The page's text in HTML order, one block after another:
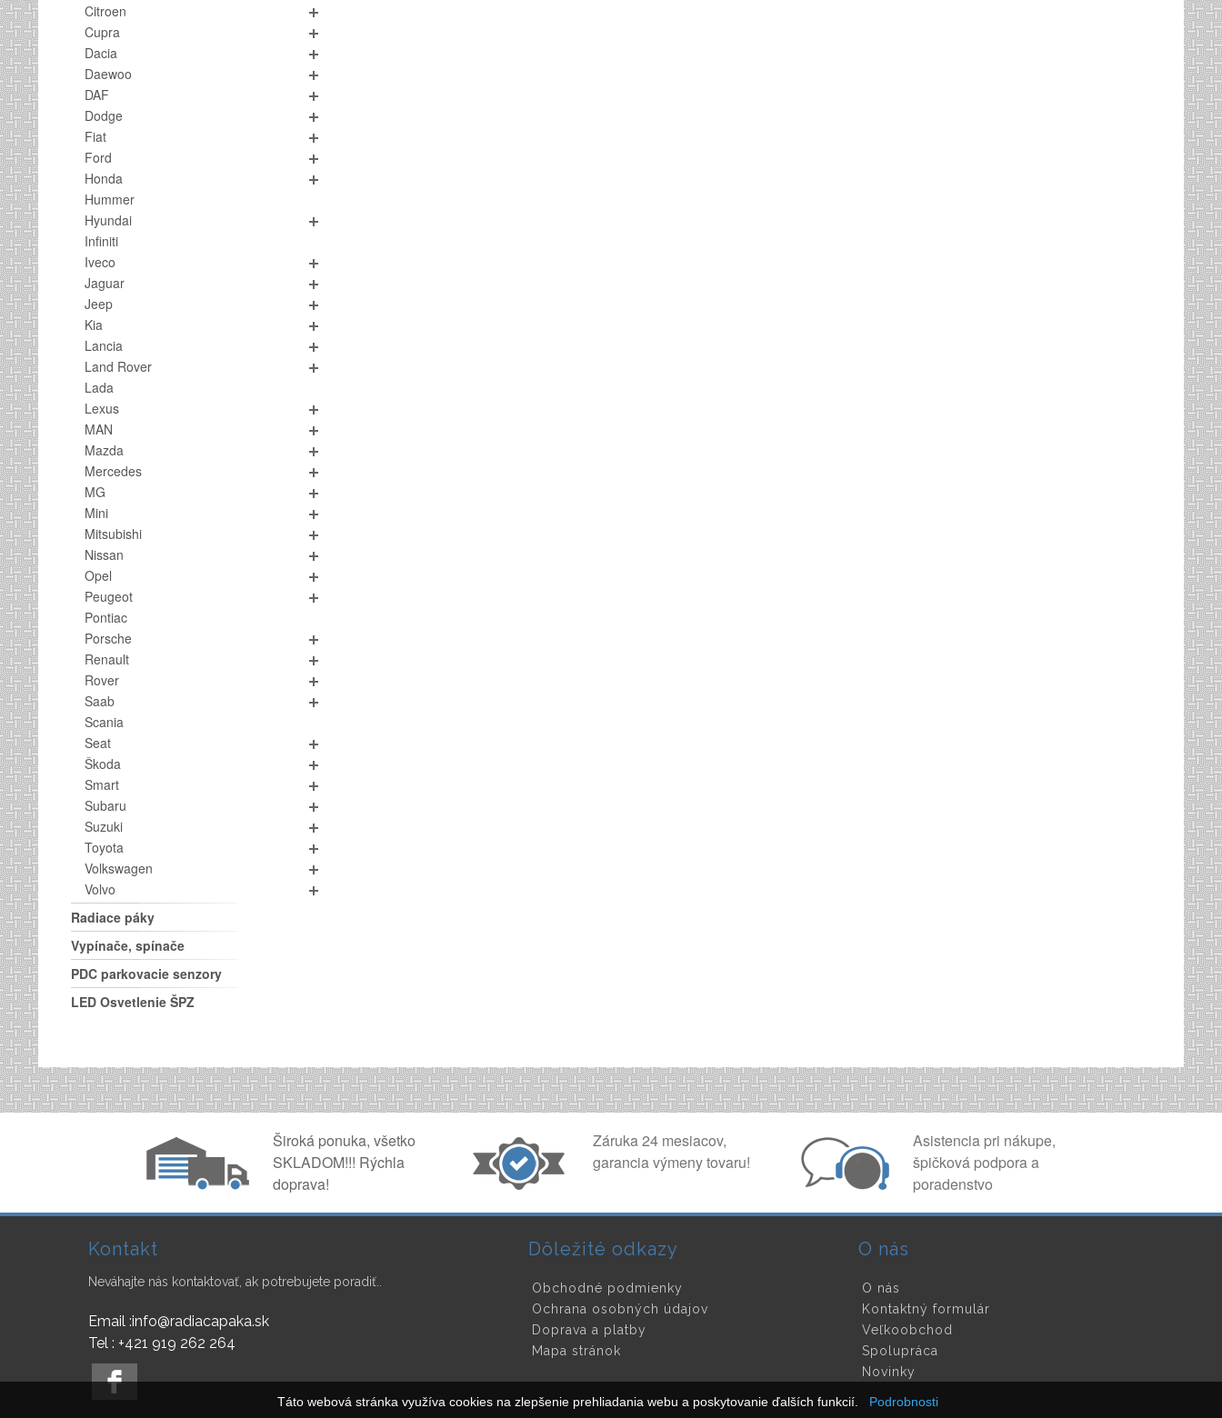
Citroen
Cupra
Dacia
Daewoo
DAF
Dodge
Fiat
Ford
Honda
Hummer
Hyundai
Infiniti
Iveco
Jaguar
Jeep
Kia
Lancia
Land Rover
Lada
Lexus
MAN
Mazda
Mercedes
MG
Mini
Mitsubishi
Nissan
Opel
Peugeot
Pontiac
Porsche
Renault
Rover
Saab
Scania
Seat
Škoda
Smart
Subaru
Suzuki
Toyota
Volkswagen
Volvo
Radiace páky
Vypínače, spínače
PDC parkovacie senzory
LED Osvetlenie ŠPZ
Široká ponuka, všetko
SKLADOM!!! Rýchla
doprava!
Záruka 24 mesiacov,
garancia výmeny tovaru!
Asistencia pri nákupe,
špičková podpora a
poradenstvo
O nás
O nás
Kontaktný formulár
Veľkoobchod
Spolupráca
Novinky
Dôležité odkazy
Obchodné podmienky
Ochrana osobných údajov
Doprava a platby
Mapa stránok
Kontakt
Neváhajte nás kontaktovať, ak potrebujete poradiť..
Email :info@radiacapaka.sk
Tel : +421 919 262 264
Táto webová stránka využíva cookies na zlepšenie prehliadania webu a poskytovanie ďalších funkcií. Podrobnosti